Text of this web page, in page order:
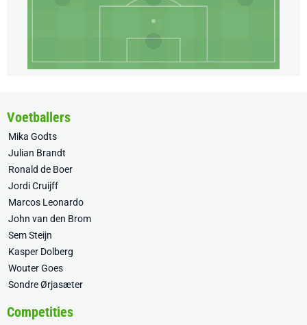
Voetballers
Mika Godts
Julian Brandt
Ronald de Boer
Jordi Cruijff
Marcos Leonardo
John van den Brom
Sem Steijn
Kasper Dolberg
Wouter Goes
Sondre Ørjasæter
Competities